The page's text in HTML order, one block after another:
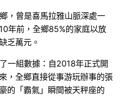
，曾是喜馬拉雅山脈深處一
年前，全鄉85%的家庭以放
乏萬元。
一組數據：自2018年正式開
，全鄉直接從事游玩辦事的張
的「霸氣」瞬間被天秤座的